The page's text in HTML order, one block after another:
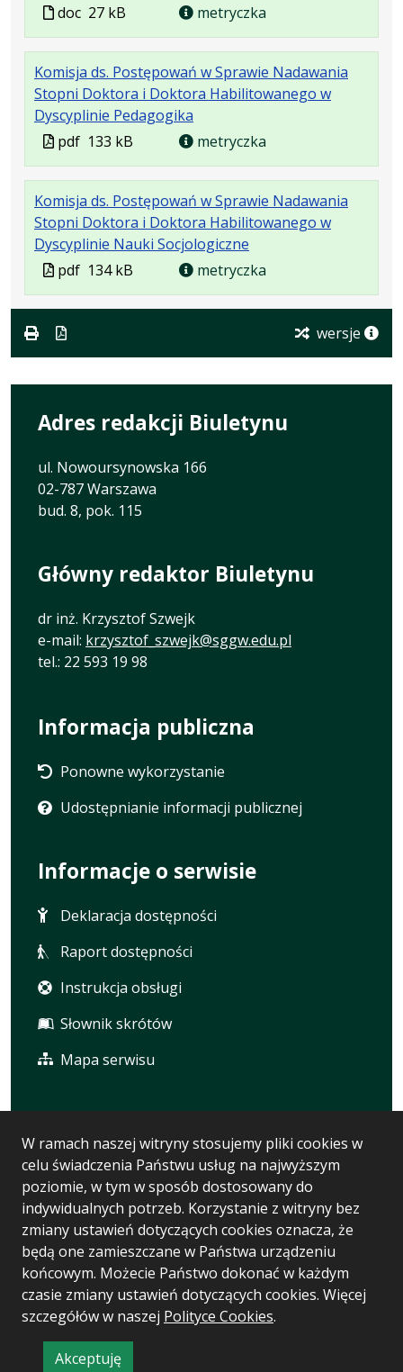
W ramach naszej witryny stosujemy pliki cookies w
celu świadczenia Państwu usług na najwyższym
poziomie, w tym w sposób dostosowany do
indywidualnych potrzeb. Korzystanie z witryny bez
zmiany ustawień dotyczących cookies oznacza, że
będą one zamieszczane w Państwa urządzeniu
końcowym. Możecie Państwo dokonać w każdym
czasie zmiany ustawień dotyczących cookies. Więcej
szczegółów w naszej Polityce Cookies.
Akceptuję
formacie:
doc
27
kB
Plik
w
formacie
doc 27 kB metryczka
Komisja ds. Postępowań w Sprawie Nadawania
Stopni Doktora i Doktora Habilitowanego w
Dyscyplinie Pedagogika
Plik
formacie:
pdf
Rozmiar
133
kB
Otwiera
w
nowej
karcie.
Plik
w
formacie
pdf 133 kB metryczka
Komisja ds. Postępowań w Sprawie Nadawania
Stopni Doktora i Doktora Habilitowanego w
Dyscyplinie Nauki Socjologiczne
Plik
formacie:
Rozmiar
134
Otwiera
w
Plik
w
formacie
pdf 134 kB metryczka
wersje
Adres redakcji Biuletynu
ul. Nowoursynowska 166
02-787 Warszawa
bud. 8, pok. 115
Główny redaktor Biuletynu
dr inż. Krzysztof Szwejk
e-mail: krzysztof_szwejk@sggw.edu.pl
tel.: 22 593 19 98
Informacja publiczna
Ponowne wykorzystanie
Udostępnianie informacji publicznej
Informacje o serwisie
Deklaracja dostępności
Raport dostępności
Instrukcja obsługi
Słownik skrótów
Mapa serwisu
Statystyki oglądalności
Polityka prywatności
RODO
Wersja systemu: 5.7.0 [111]
Ostatnia aktualizacja BIP: 07.08.2026 13:23